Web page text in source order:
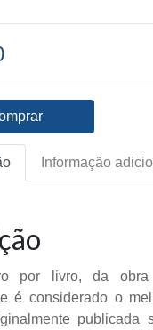
Informação
por livro, da
é considerado o
publicada